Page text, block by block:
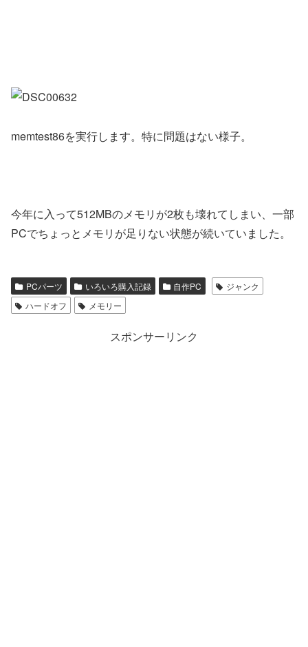
memtest86を実行します。特に問題はない様子。
今年に入って512MBのメモリが2枚も壊れてしまい、一部
PCでちょっとメモリが足りない状態が続いていました。
PCパーツ いろいろ購入記録 自作PC
ジャンク
ハードオフ
メモリー
スポンサーリンク